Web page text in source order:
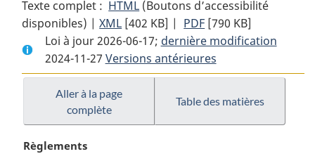
Texte complet : HTML Texte
complet
:
Loi
maritime
(Boutons d’accessibilité
disponibles) |XML Texte
complet
:
Loi
maritime
Canada
[402 KB] | PDF Texte
complet
:
Loi
Canada
[790 KB]
Loi à jour 2026-06-17; dernière modification
2024-11-27 Versions antérieures
Aller à la page
complète
Table des matières
N
Règlements